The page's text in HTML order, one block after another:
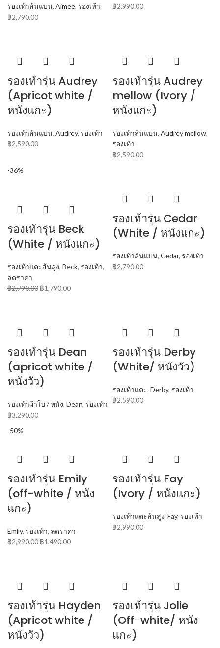
รองเท้าส้นแบน, Aimee, รองเท้า
฿2,790.00
฿2,990.00
รองเท้ารุ่น Audrey
(Apricot white /
หนังแกะ)
รองเท้าส้นแบน, Audrey, รองเท้า
฿2,590.00
รองเท้ารุ่น Audrey
mellow (Ivory /
หนังแกะ)
รองเท้าส้นแบน, Audrey mellow,
รองเท้า
฿2,590.00
-36%
รองเท้ารุ่น Beck
(White / หนังแกะ)
รองเท้าแตะส้นสูง, Beck, รองเท้า,
ลดราคา
฿2,790.00 ฿1,790.00
รองเท้ารุ่น Cedar
(White / หนังแกะ)
รองเท้าส้นแบน, Cedar, รองเท้า
฿2,790.00
รองเท้ารุ่น Dean
(apricot white /
หนังวัว)
รองเท้าผ้าใบ / หนัง, Dean, รองเท้า
฿3,290.00
รองเท้ารุ่น Derby
(White/ หนังวัว)
รองเท้าแตะ, Derby, รองเท้า
฿2,590.00
-50%
รองเท้ารุ่น Emily
(off-white / หนัง
แกะ)
Emily, รองเท้า, ลดราคา
฿2,990.00 ฿1,490.00
รองเท้ารุ่น Fay
(Ivory / หนังแกะ)
รองเท้าแตะส้นสูง, Fay, รองเท้า
฿2,990.00
รองเท้ารุ่น Hayden
(Apricot white /
หนังวัว)
รองเท้ารุ่น Jolie
(Off-white/ หนัง
แกะ)